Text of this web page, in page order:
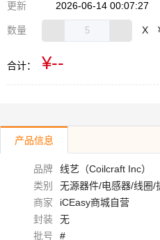
更新
2026-06-14 00:07:27
数量 X
合计： ¥--
产品信息
品牌
线艺（Coilcraft Inc）
类别
无源器件/电感器/线圈/
商家
iCEasy商城自营
封装
无
批号
#